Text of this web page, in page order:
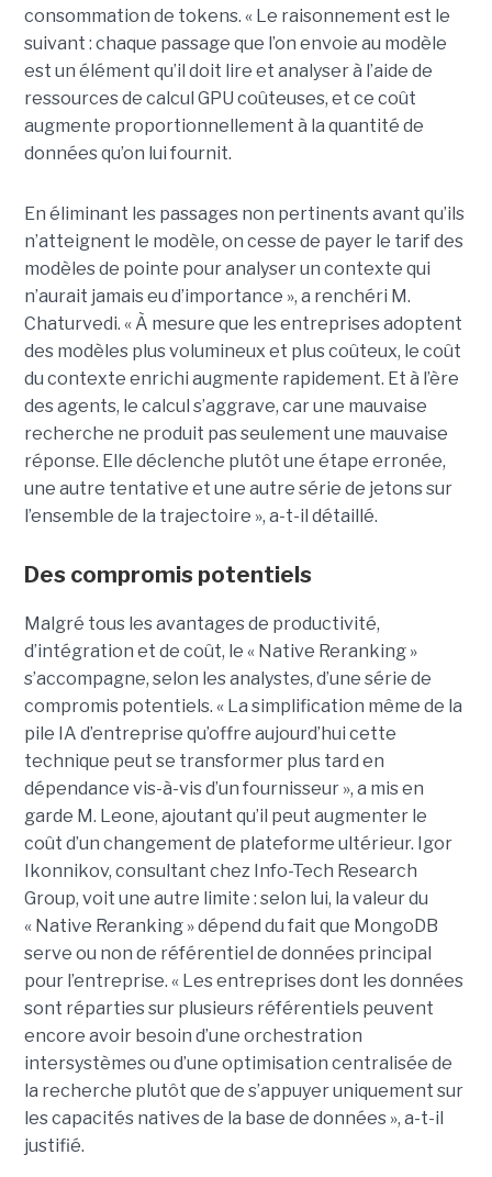
consommation de tokens. « Le raisonnement est le
suivant : chaque passage que l’on envoie au modèle
est un élément qu’il doit lire et analyser à l’aide de
ressources de calcul GPU coûteuses, et ce coût
augmente proportionnellement à la quantité de
données qu’on lui fournit.
En éliminant les passages non pertinents avant qu’ils
n’atteignent le modèle, on cesse de payer le tarif des
modèles de pointe pour analyser un contexte qui
n’aurait jamais eu d’importance », a renchéri M.
Chaturvedi. « À mesure que les entreprises adoptent
des modèles plus volumineux et plus coûteux, le coût
du contexte enrichi augmente rapidement. Et à l’ère
des agents, le calcul s’aggrave, car une mauvaise
recherche ne produit pas seulement une mauvaise
réponse. Elle déclenche plutôt une étape erronée,
une autre tentative et une autre série de jetons sur
l’ensemble de la trajectoire », a-t-il détaillé.
Des compromis potentiels
Malgré tous les avantages de productivité,
d’intégration et de coût, le « Native Reranking »
s’accompagne, selon les analystes, d’une série de
compromis potentiels. « La simplification même de la
pile IA d’entreprise qu’offre aujourd’hui cette
technique peut se transformer plus tard en
dépendance vis-à-vis d’un fournisseur », a mis en
garde M. Leone, ajoutant qu’il peut augmenter le
coût d’un changement de plateforme ultérieur. Igor
Ikonnikov, consultant chez Info-Tech Research
Group, voit une autre limite : selon lui, la valeur du
« Native Reranking » dépend du fait que MongoDB
serve ou non de référentiel de données principal
pour l’entreprise. « Les entreprises dont les données
sont réparties sur plusieurs référentiels peuvent
encore avoir besoin d’une orchestration
intersystèmes ou d’une optimisation centralisée de
la recherche plutôt que de s’appuyer uniquement sur
les capacités natives de la base de données », a-t-il
justifié.